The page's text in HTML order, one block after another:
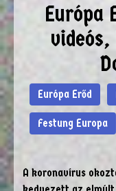
Európa
videós,
Európa Erőd
Festung Europa
A koronavírus